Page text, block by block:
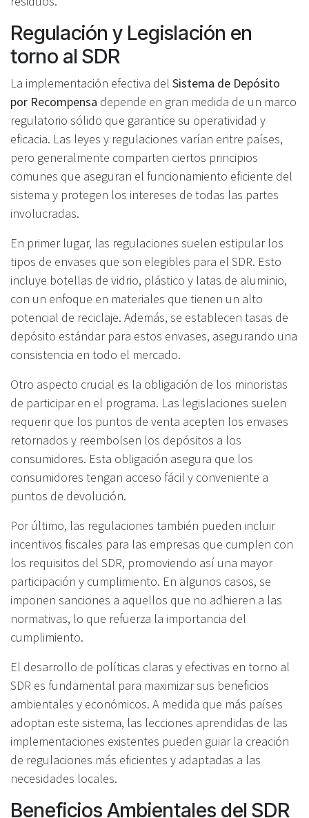
Regulación y Legislación en
torno al SDR
La implementación efectiva del Sistema de Depósito
por Recompensa depende en gran medida de un marco
regulatorio sólido que garantice su operatividad y
eficacia. Las leyes y regulaciones varían entre países,
pero generalmente comparten ciertos principios
comunes que aseguran el funcionamiento eficiente del
sistema y protegen los intereses de todas las partes
involucradas.
En primer lugar, las regulaciones suelen estipular los
tipos de envases que son elegibles para el SDR. Esto
incluye botellas de vidrio, plástico y latas de aluminio,
con un enfoque en materiales que tienen un alto
potencial de reciclaje. Además, se establecen tasas de
depósito estándar para estos envases, asegurando una
consistencia en todo el mercado.
Otro aspecto crucial es la obligación de los minoristas
de participar en el programa. Las legislaciones suelen
requerir que los puntos de venta acepten los envases
retornados y reembolsen los depósitos a los
consumidores. Esta obligación asegura que los
consumidores tengan acceso fácil y conveniente a
puntos de devolución.
Por último, las regulaciones también pueden incluir
incentivos fiscales para las empresas que cumplen con
los requisitos del SDR, promoviendo así una mayor
participación y cumplimiento. En algunos casos, se
imponen sanciones a aquellos que no adhieren a las
normativas, lo que refuerza la importancia del
cumplimiento.
El desarrollo de políticas claras y efectivas en torno al
SDR es fundamental para maximizar sus beneficios
ambientales y económicos. A medida que más países
adoptan este sistema, las lecciones aprendidas de las
implementaciones existentes pueden guiar la creación
de regulaciones más eficientes y adaptadas a las
necesidades locales.
Beneficios Ambientales del SDR